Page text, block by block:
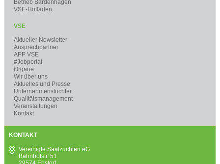
Betrieb Bardenhagen
VSE-Hofladen
VSE
Aktueller Newsletter
Ansprechpartner
APP VSE
#Jobportal
Organe
Wir über uns
Aktuelles und Presse
Unternehmenstöchter
Qualitätsmanagement
Veranstaltungen
Kontakt
KONTAKT
Vereinigte Saatzuchten eG
Bahnhofstr. 51